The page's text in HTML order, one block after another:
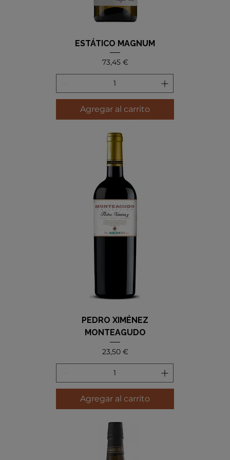
ESTÁTICO MAGNUM
Precio
73,45 €
Agregar al carrito
PEDRO XIMÉNEZ
MONTEAGUDO
Precio
23,50 €
Agregar al carrito